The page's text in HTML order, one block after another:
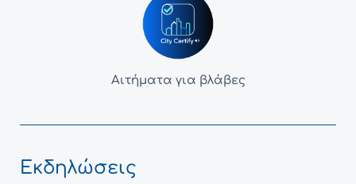
Αιτήματα για βλάβες
Εκδηλώσεις